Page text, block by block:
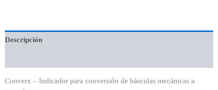
Descripción
Converx – Indicador para conversión de básculas mecánicas a